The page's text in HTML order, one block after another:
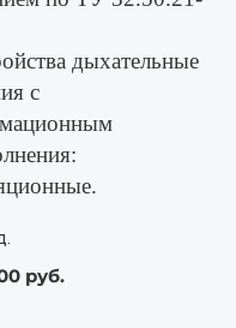
дыхательные
с
руб.